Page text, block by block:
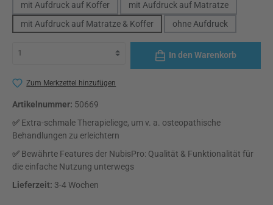
mit Aufdruck auf Koffer
mit Aufdruck auf Matratze
mit Aufdruck auf Matratze & Koffer
ohne Aufdruck
(Diese Option ist
In den Warenkorb
Zum Merkzettel hinzufügen
Artikelnummer: 50669
✅ Extra-schmale Therapieliege, um v. a. osteopathische
Behandlungen zu erleichtern
✅ Bewährte Features der NubisPro: Qualität & Funktionalität für
die einfache Nutzung unterwegs
Lieferzeit: 3-4 Wochen